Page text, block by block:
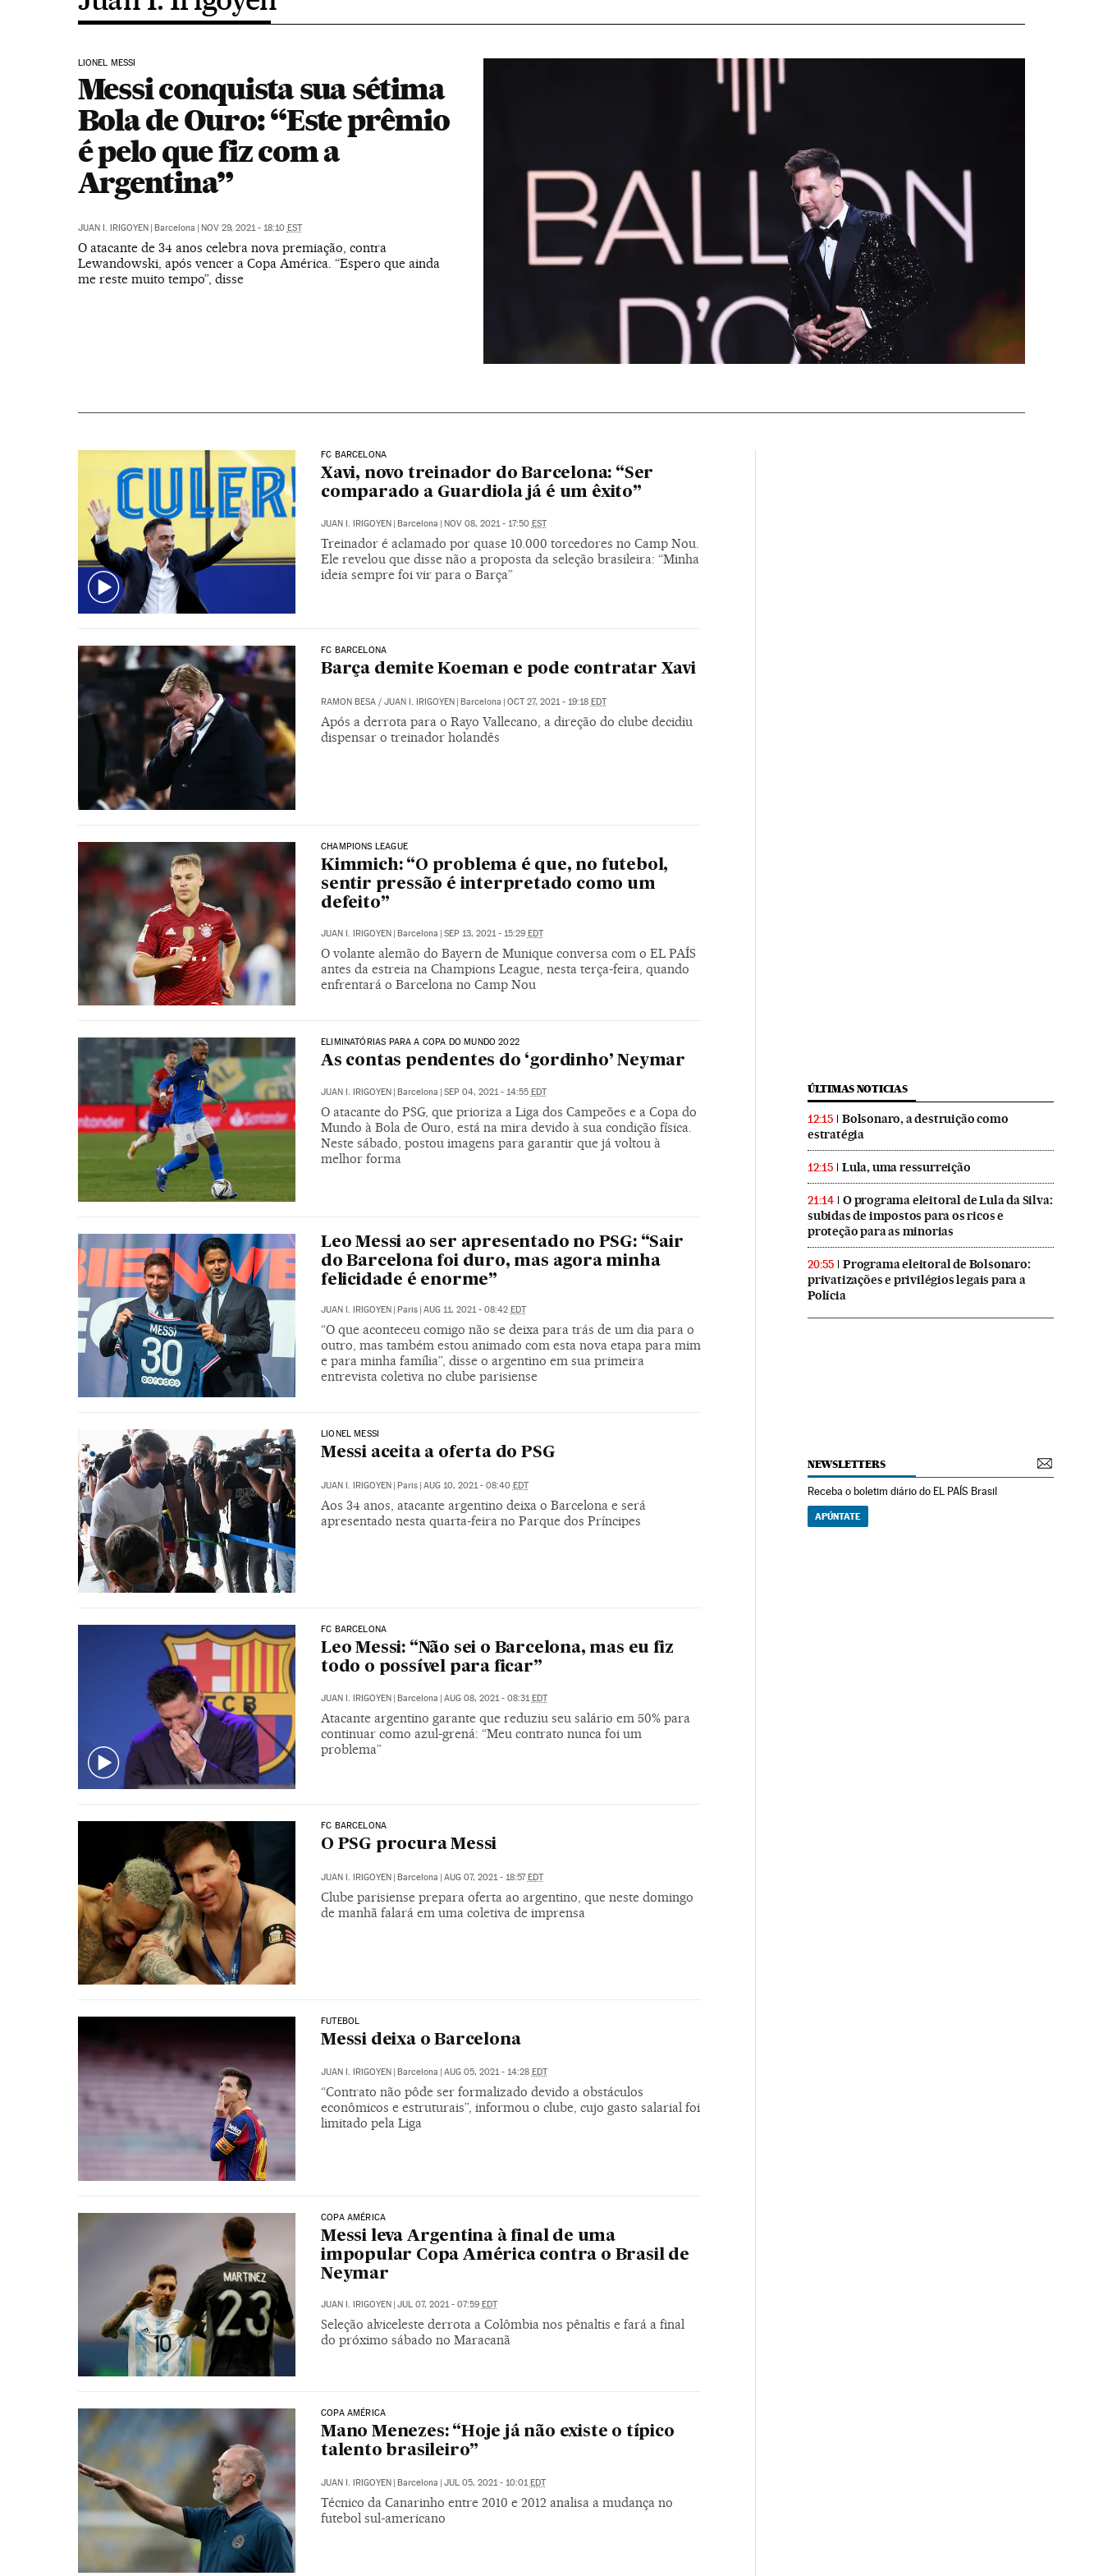
LIONEL MESSI
Messi conquista sua sétima
Bola de Ouro: “Este prêmio
é pelo que fiz com a
Argentina”
JUAN I. IRIGOYEN | Barcelona | NOV 29, 2021 - 18:10 EST
O atacante de 34 anos celebra nova premiação, contra
Lewandowski, após vencer a Copa América. “Espero que ainda
me reste muito tempo”, disse
FC BARCELONA
Xavi, novo treinador do Barcelona: “Ser
comparado a Guardiola já é um êxito”
JUAN I. IRIGOYEN | Barcelona | NOV 08, 2021 - 17:50 EST
Treinador é aclamado por quase 10.000 torcedores no Camp Nou.
Ele revelou que disse não a proposta da seleção brasileira: “Minha
ideia sempre foi vir para o Barça”
FC BARCELONA
Barça demite Koeman e pode contratar Xavi
RAMON BESA/ JUAN I. IRIGOYEN Barcelona OCT 27, 2021 - 19:18 EDT
Após a derrota para o Rayo Vallecano, a direção do clube decidiu
dispensar o treinador holandês
CHAMPIONS LEAGUE
Kimmich: “O problema é que, no futebol,
sentir pressão é interpretado como um
defeito”
JUAN I. IRIGOYEN | Barcelona | SEP 13, 2021 - 15:29 EDT
O volante alemão do Bayern de Munique conversa com o EL PAÍS
antes da estreia na Champions League, nesta terça-feira, quando
enfrentará o Barcelona no Camp Nou
ELIMINATÓRIAS PARA A COPA DO MUNDO 2022
As contas pendentes do ‘gordinho’ Neymar
JUAN I. IRIGOYEN Barcelona SEP 04, 2021 - 14:55 EDT
O atacante do PSG, que prioriza a Liga dos Campeões e a Copa do
Mundo à Bola de Ouro, está na mira devido à sua condição física.
Neste sábado, postou imagens para garantir que já voltou à
melhor forma
Leo Messi ao ser apresentado no PSG: “Sair
do Barcelona foi duro, mas agora minha
felicidade é enorme”
JUAN I. IRIGOYEN Paris AUG 11, 2021 - 08:42 EDT
“O que aconteceu comigo não se deixa para trás de um dia para o
outro, mas também estou animado com esta nova etapa para mim
e para minha família”, disse o argentino em sua primeira
entrevista coletiva no clube parisiense
LIONEL MESSI
Messi aceita a oferta do PSG
JUAN I. IRIGOYEN | Paris | AUG 10, 2021 - 08:40 EDT
Aos 34 anos, atacante argentino deixa o Barcelona e será
apresentado nesta quarta-feira no Parque dos Príncipes
FC BARCELONA
Leo Messi: “Não sei o Barcelona, mas eu fiz
todo o possível para ficar”
JUAN I. IRIGOYEN Barcelona AUG 08, 2021 - 08:31 EDT
Atacante argentino garante que reduziu seu salário em 50% para
continuar como azul-grená: “Meu contrato nunca foi um
problema”
FC BARCELONA
O PSG procura Messi
JUAN I. IRIGOYEN | Barcelona | AUG 07, 2021 - 18:57EDT
Clube parisiense prepara oferta ao argentino, que neste domingo
de manhã falará em uma coletiva de imprensa
FUTEBOL
Messi deixa o Barcelona
JUAN I. IRIGOYEN Barcelona AUG 05, 2021 - 14:28 EDT
“Contrato não pôde ser formalizado devido a obstáculos
econômicos e estruturais”, informou o clube, cujo gasto salarial foi
limitado pela Liga
COPA AMÉRICA
Messi leva Argentina à final de uma
impopular Copa América contra o Brasil de
Neymar
JUAN I. IRIGOYEN JUL 07, 2021 - 07:59 EDT
Seleção alviceleste derrota a Colômbia nos pênaltis e fará a final
do próximo sábado no Maracanã
COPA AMÉRICA
Mano Menezes: “Hoje já não existe o típico
talento brasileiro”
JUAN I. IRIGOYEN | Barcelona | JUL 05, 2021 - 10:01EDT
Técnico da Canarinho entre 2010 e 2012 analisa a mudança no
futebol sul-americano
ÚLTIMAS NOTICIAS
12:15
Bolsonaro, a destruição como
estratégia
12:15 Lula, uma ressurreição
21:14
O programa eleitoral de Lula da Silva:
subidas de impostos para os ricos e
proteção para as minorias
20:55
Programa eleitoral de Bolsonaro:
privatizações e privilégios legais para a
Polícia
NEWSLETTERS
Receba o boletim diário do EL PAÍS Brasil
APÚNTATE